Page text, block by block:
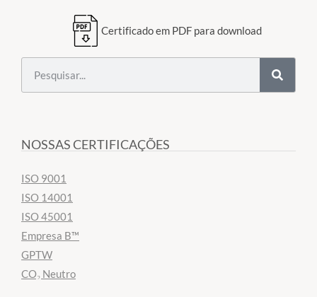
Certificado em PDF para download
NOSSAS CERTIFICAÇÕES
ISO 9001
ISO 14001
ISO 45001
Empresa B™
GPTW
CO₂ Neutro